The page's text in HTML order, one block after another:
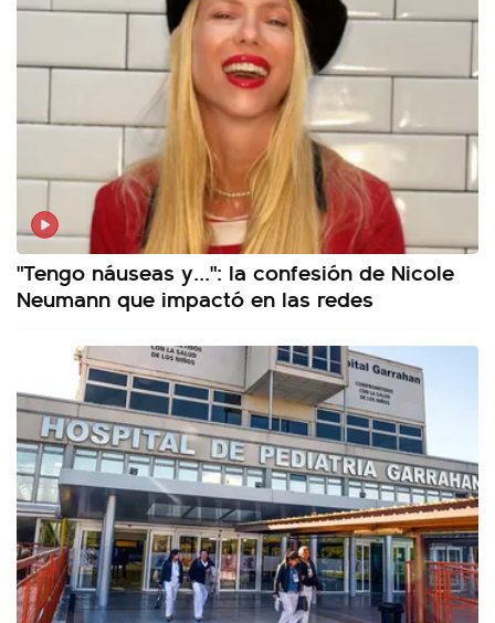
"Tengo náuseas y...": la confesión de Nicole
Neumann que impactó en las redes